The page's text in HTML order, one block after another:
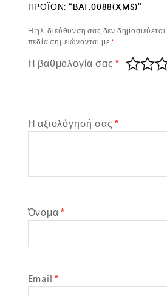
ΠΡΟΪΌΝ: “BAT.0088(XMS)”
Η ηλ. διεύθυνση σας δεν δημοσιεύεται.
πεδία σημειώνονται με*
Η βαθμολογία σας*
Η αξιολόγησή σας*
Όνομα*
Email*